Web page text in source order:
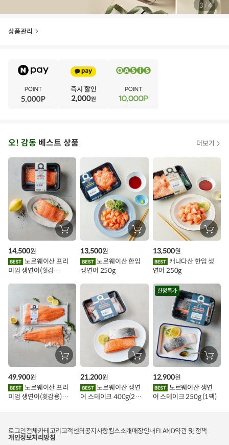
4 /4
상품관리
아
시
인
이
트
오! 감동 베스트 상품 더보기
장
바
에
담
노르웨이산 프리
미엄 생연어(횟감
14,500원
장
바
에
담
노르웨이산 한입
생연어 250g
13,500원
장
바
에
담
연어 250g
13,500원
장
바
에
담
기
노르웨이산 프리
미엄 생연어(횟감용)
49,900원
장
바
에
담
기
노르웨이산 생연
어 스테이크 400g(2조
21,200원
한정특가
장
바
에
담
기
어 스테이크 250g (1팩)
12,900원
로그인전체카테고리고객센터공지사항킴스소개매장안내ELAND약관 및 정책
개인정보처리방침